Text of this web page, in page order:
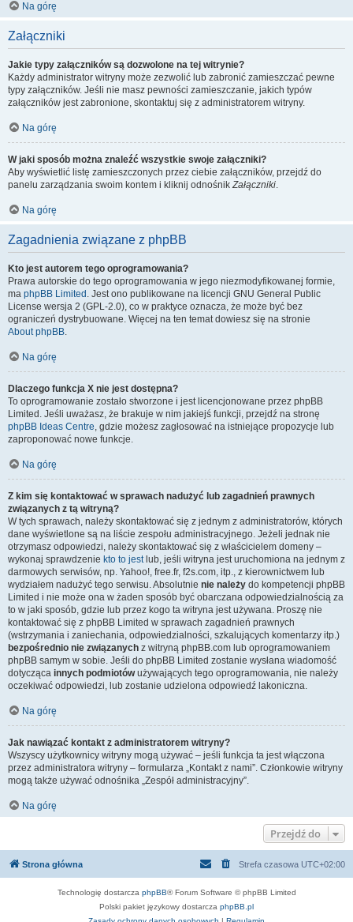
Na górę
Załączniki
Jakie typy załączników są dozwolone na tej witrynie?
Każdy administrator witryny może zezwolić lub zabronić zamieszczać pewne
typy załączników. Jeśli nie masz pewności zamieszczanie, jakich typów
załączników jest zabronione, skontaktuj się z administratorem witryny.
Na górę
W jaki sposób można znaleźć wszystkie swoje załączniki?
Aby wyświetlić listę zamieszczonych przez ciebie załączników, przejdź do
panelu zarządzania swoim kontem i kliknij odnośnikZałączniki.
Na górę
Zagadnienia związane z phpBB
Kto jest autorem tego oprogramowania?
Prawa autorskie do tego oprogramowania w jego niezmodyfikowanej formie,
ma phpBB Limited . Jest ono publikowane na licencji GNU General Public
License wersja 2 (GPL-2.0), co w praktyce oznacza, że może być bez
ograniczeń dystrybuowane. Więcej na ten temat dowiesz się na stronie
About phpBB.
Na górę
Dlaczego funkcja X nie jest dostępna?
To oprogramowanie zostało stworzone i jest licencjonowane przez phpBB
Limited. Jeśli uważasz, że brakuje w nim jakiejś funkcji, przejdź na stronę
phpBB Ideas Centre, gdzie możesz zagłosować na istniejące propozycje lub
zaproponować nowe funkcje.
Na górę
Z kim się kontaktować w sprawach nadużyć lub zagadnień prawnych
związanych z tą witryną?
W tych sprawach, należy skontaktować się z jednym z administratorów, których
dane wyświetlone są na liście zespołu administracyjnego. Jeżeli jednak nie
otrzymasz odpowiedzi, należy skontaktować się z właścicielem domeny –
wykonaj sprawdzenie kto to jestlub, jeśli witryna jest uruchomiona na jednym z
darmowych serwisów, np. Yahoo!, free.fr, f2s.com, itp., z kierownictwem lub
wydziałem nadużyć tego serwisu. Absolutnie nie należy do kompetencji phpBB
Limited i nie może ona w żaden sposób być obarczana odpowiedzialnością za
to w jaki sposób, gdzie lub przez kogo ta witryna jest używana. Proszę nie
kontaktować się z phpBB Limited w sprawach zagadnień prawnych
(wstrzymania i zaniechania, odpowiedzialności, szkalujących komentarzy itp.)
bezpośrednio nie związanych z witryną phpBB.com lub oprogramowaniem
phpBB samym w sobie. Jeśli do phpBB Limited zostanie wysłana wiadomość
dotycząca innych podmiotówużywających tego oprogramowania, nie należy
oczekiwać odpowiedzi, lub zostanie udzielona odpowiedź lakoniczna.
Na górę
Jak nawiązać kontakt z administratorem witryny?
Wszyscy użytkownicy witryny mogą używać – jeśli funkcja ta jest włączona
przez administratora witryny – formularza „Kontakt z nami”. Członkowie witryny
mogą także używać odnośnika „Zespół administracyjny”.
Na górę
Przejdź do
Strona główna Strefa czasowa UTC+02:00
Technologię dostarcza phpBB® Forum Software © phpBB Limited
Polski pakiet językowy dostarcza phpBB.pl